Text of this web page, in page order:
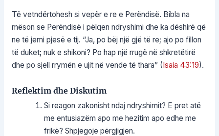
Të vetndërtohesh si vepër e re e Perëndisë. Bibla na
mëson se Perëndisë i pëlqen ndryshimi dhe ka dëshirë që
ne të jemi pjesë e tij. “Ja, po bëj një gjë të re; ajo po fillon
të duket; nuk e shikoni? Po hap një rrugë në shkretëtirë
dhe po sjell rrymën e ujit në vende të thara” (Isaia 43:19).
Reflektim dhe Diskutim
Si reagon zakonisht ndaj ndryshimit? E pret atë
me entusiazëm apo me hezitim apo edhe me
frikë? Shpjegoje përgjigjen.